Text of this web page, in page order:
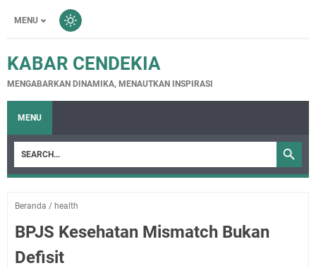
MENU
KABAR CENDEKIA
MENGABARKAN DINAMIKA, MENAUTKAN INSPIRASI
MENU
Beranda / health
BPJS Kesehatan Mismatch Bukan
Defisit